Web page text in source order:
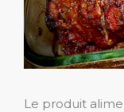
Le produit